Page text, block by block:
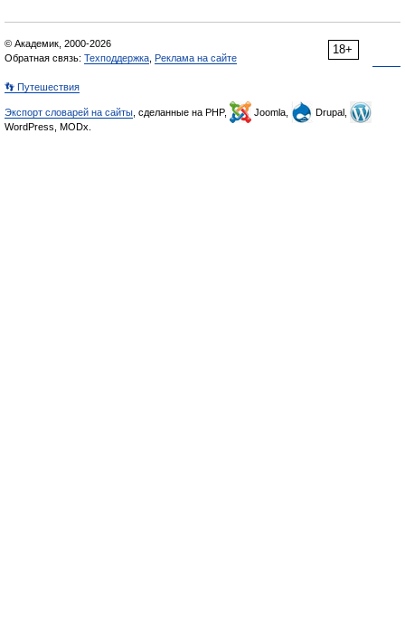
18+
© Академик, 2000-2026
Обратная связь: Техподдержка Реклама на сайте
👣 Путешествия
Экспорт словарей на сайты , сделанные на PHP, Joomla,
Drupal,
WordPress, MODx.